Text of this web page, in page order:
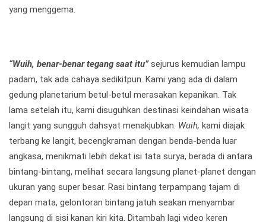
yang menggema.
“Wuih, benar-benar tegang saat itu”sejurus kemudian lampu
padam, tak ada cahaya sedikitpun. Kami yang ada di dalam
gedung planetarium betul-betul merasakan kepanikan. Tak
lama setelah itu, kami disuguhkan destinasi keindahan wisata
langit yang sungguh dahsyat menakjubkan. Wuih, kami diajak
terbang ke langit, becengkraman dengan benda-benda luar
angkasa, menikmati lebih dekat isi tata surya, berada di antara
bintang-bintang, melihat secara langsung planet-planet dengan
ukuran yang super besar. Rasi bintang terpampang tajam di
depan mata, gelontoran bintang jatuh seakan menyambar
langsung di sisi kanan kiri kita. Ditambah lagi video keren